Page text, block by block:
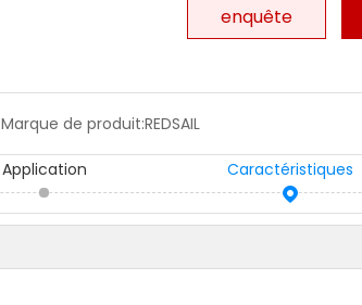
enquête
Marque de produit:REDSAIL
Application Caractéristiques